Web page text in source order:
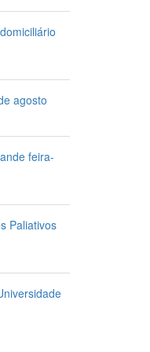
agosto
feira-
Paliativos